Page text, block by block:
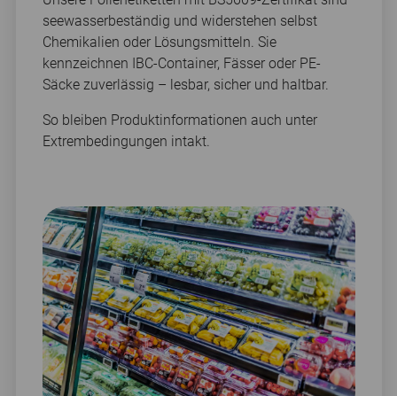
seewasserbeständig und widerstehen selbst
Chemikalien oder Lösungsmitteln. Sie
kennzeichnen IBC-Container, Fässer oder PE-
Säcke zuverlässig – lesbar, sicher und haltbar.
So bleiben Produktinformationen auch unter
Extrembedingungen intakt.